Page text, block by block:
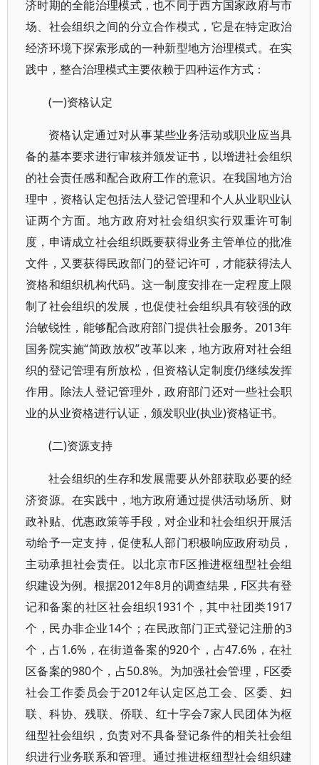
济时期的全能治理模式，也不同于西方国家政府与市
场、社会组织之间的分立合作模式，它是在特定政治
经济环境下探索形成的一种新型地方治理模式。在实
践中，整合治理模式主要依赖于四种运作方式：
(一)资格认定
资格认定通过对从事某些业务活动或职业应当具
备的基本要求进行审核并颁发证书，以增进社会组织
的社会责任感和配合政府工作的意识。在我国地方治
理中，资格认定包括法人登记管理和个人从业职业认
证两个方面。地方政府对社会组织实行双重许可制
度，申请成立社会组织既要获得业务主管单位的批准
文件，又要获得民政部门的登记许可，才能获得法人
资格和组织机构代码。这一制度安排在一定程度上限
制了社会组织的发展，也促使社会组织具有较强的政
治敏锐性，能够配合政府部门提供社会服务。2013年
国务院实施“简政放权”改革以来，地方政府对社会组
织的登记管理有所放松，但资格认定制度仍继续发挥
作用。除法人登记管理外，政府部门还对一些社会职
业的从业资格进行认证，颁发职业(执业)资格证书。
(二)资源支持
社会组织的生存和发展需要从外部获取必要的经
济资源。在实践中，地方政府通过提供活动场所、财
政补贴、优惠政策等手段，对企业和社会组织开展活
动给予一定支持，促使私人部门积极响应政府动员，
主动承担社会责任。以北京市F区推进枢纽型社会组
织建设为例。根据2012年8月的调查结果，F区共有登
记和备案的社区社会组织1931个，其中社团类1917
个，民办非企业14个；在民政部门正式登记注册的3
个，占1.6%，在街道备案的920个，占47.6%，在社
区备案的980个，占50.8%。为加强社会管理，F区委
社会工作委员会于2012年认定区总工会、区委、妇
联、科协、残联、侨联、红十字会7家人民团体为枢
纽型社会组织，负责对不具备登记条件的相关社会组
织进行业务联系和管理。通过推进枢纽型社会组织建